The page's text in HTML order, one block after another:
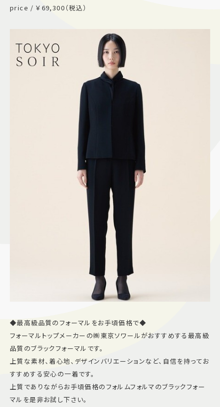
price / ￥69,300（税込）
◆最高級品質のフォーマルをお手頃価格で◆
フォーマルトップメーカーの㈱東京ソワールがおすすめする最高級
品質のブラックフォーマルです。
上質な素材、着心地、デザインバリエーションなど、自信を持ってお
すすめする安心の一着です。
上質でありながらお手頃価格のフォルムフォルマのブラックフォー
マルを是非お試し下さい。